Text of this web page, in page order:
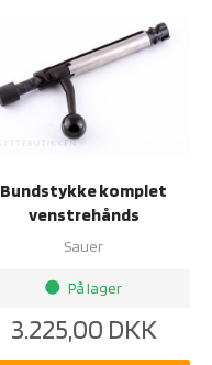
Bundstykke komplet
venstrehånds
Sauer
brightness_1 På lager
3.225,00 DKK